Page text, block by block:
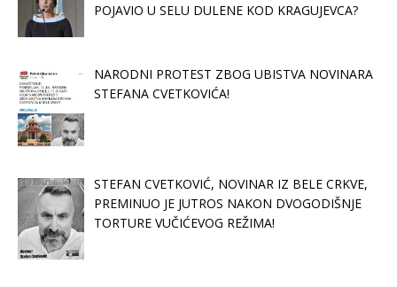
POJAVIO U SELU DULENE KOD KRAGUJEVCA?
NARODNI PROTEST ZBOG UBISTVA NOVINARA
STEFANA CVETKOVIĆA!
STEFAN CVETKOVIĆ, NOVINAR IZ BELE CRKVE,
PREMINUO JE JUTROS NAKON DVOGODIŠNJE
TORTURE VUČIĆEVOG REŽIMA!